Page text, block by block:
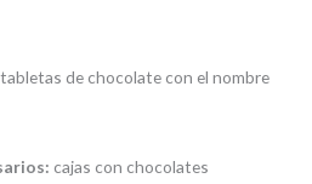
tabletas de chocolate con el nombre
cajas con chocolates